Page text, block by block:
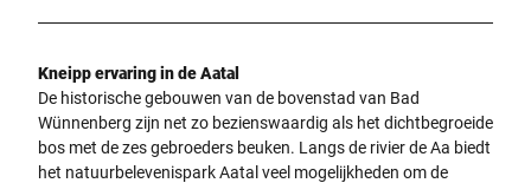
Kneipp ervaring in de Aatal
De historische gebouwen van de bovenstad van Bad
Wünnenberg zijn net zo bezienswaardig als het dichtbegroeide
bos met de zes gebroeders beuken. Langs de rivier de Aa biedt
het natuurbelevenispark Aatal veel mogelijkheden om de